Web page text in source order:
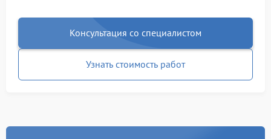
Консультация со специалистом
Узнать стоимость работ